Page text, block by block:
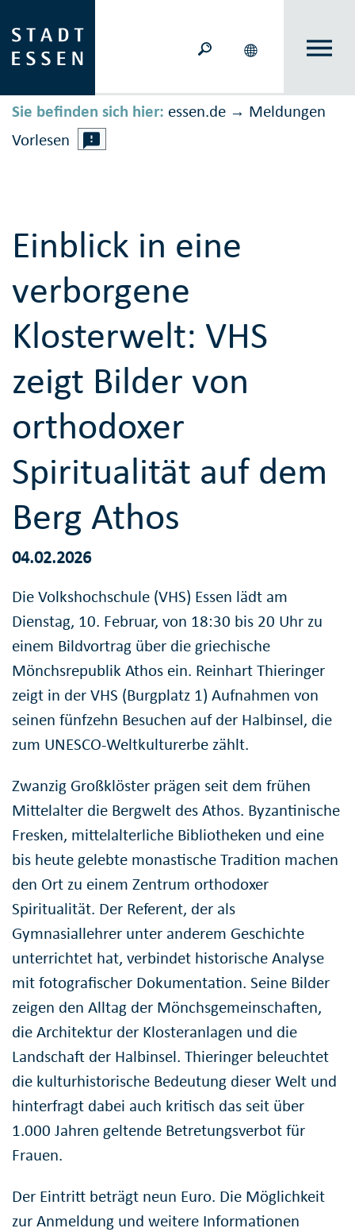
Sie befinden sich hier: essen.de → Meldungen
Vorlesen
Einblick in eine
verborgene
Klosterwelt: VHS
zeigt Bilder von
orthodoxer
Spiritualität auf dem
Berg Athos
04.02.2026
Die Volkshochschule (VHS) Essen lädt am
Dienstag, 10. Februar, von 18:30 bis 20 Uhr zu
einem Bildvortrag über die griechische
Mönchsrepublik Athos ein. Reinhart Thieringer
zeigt in der VHS (Burgplatz 1) Aufnahmen von
seinen fünfzehn Besuchen auf der Halbinsel, die
zum UNESCO-Weltkulturerbe zählt.
Zwanzig Großklöster prägen seit dem frühen
Mittelalter die Bergwelt des Athos. Byzantinische
Fresken, mittelalterliche Bibliotheken und eine
bis heute gelebte monastische Tradition machen
den Ort zu einem Zentrum orthodoxer
Spiritualität. Der Referent, der als
Gymnasiallehrer unter anderem Geschichte
unterrichtet hat, verbindet historische Analyse
mit fotografischer Dokumentation. Seine Bilder
zeigen den Alltag der Mönchsgemeinschaften,
die Architektur der Klosteranlagen und die
Landschaft der Halbinsel. Thieringer beleuchtet
die kulturhistorische Bedeutung dieser Welt und
hinterfragt dabei auch kritisch das seit über
1.000 Jahren geltende Betretungsverbot für
Frauen.
Der Eintritt beträgt neun Euro. Die Möglichkeit
zur Anmeldung und weitere Informationen